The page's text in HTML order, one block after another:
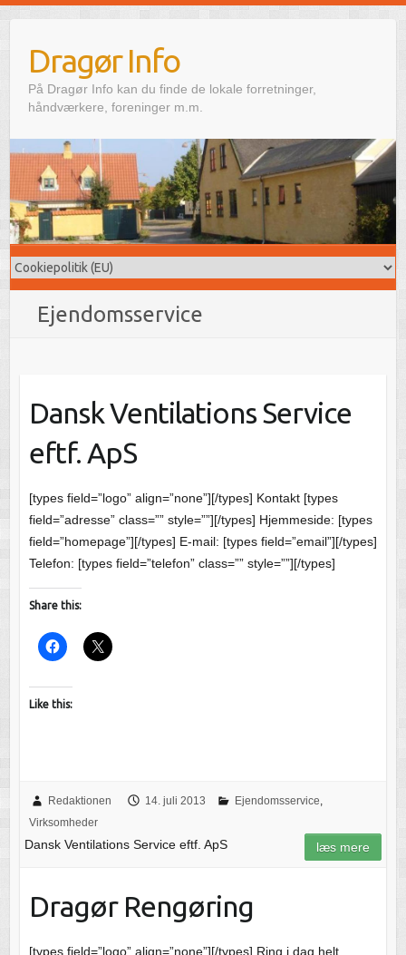
Dragør Info
På Dragør Info kan du finde de lokale forretninger,
håndværkere, foreninger m.m.
Ejendomsservice
Dansk Ventilations Service
eftf. ApS
[types field=”logo” align=”none”][/types] Kontakt [types
field=”adresse” class=”” style=””][/types] Hjemmeside: [types
field=”homepage”][/types] E-mail: [types field=”email”][/types]
Telefon: [types field=”telefon” class=”” style=””][/types]
Share this:
Like this:
Redaktionen 14. juli 2013 Ejendomsservice
Virksomheder
Dansk Ventilations Service eftf. ApS læs mere
Dragør Rengøring
[types field=”logo” align=”none”][/types] Ring i dag helt